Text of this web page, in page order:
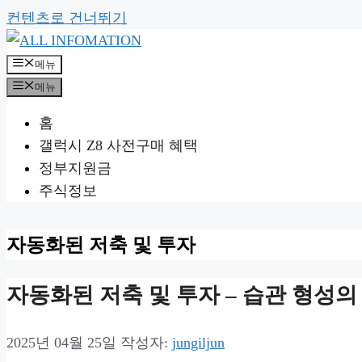
컨텐츠로 건너뛰기
메뉴
메뉴
홈
갤럭시 Z8 사전구매 혜택
정부지원금
주식정보
자동화된 저축 및 투자
자동화된 저축 및 투자 – 습관 형성
2025년 04월 25일 작성자: jungiljun